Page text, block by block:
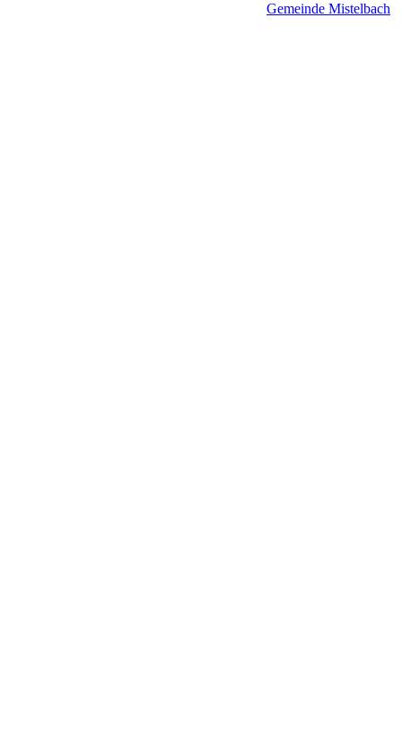
Gemeinde Mistelbach